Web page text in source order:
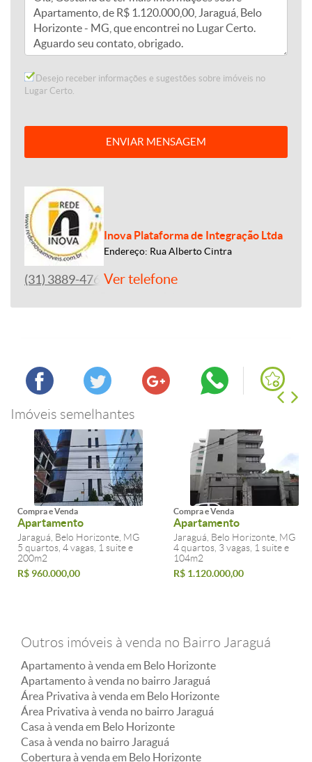
Desejo receber informações e sugestões sobre imóveis no
Lugar Certo.
ENVIAR MENSAGEM
Inova Plataforma de Integração Ltda
Endereço: Rua Alberto Cintra
(31) 3889-4765Ver telefone
Imóveis semelhantes
Compra e Venda
Apartamento
Jaraguá, Belo Horizonte, MG
5 quartos, 4 vagas, 1 suite e
200m2
R$ 960.000,00
Compra e Venda
Apartamento
Jaraguá, Belo Horizonte, MG
4 quartos, 3 vagas, 1 suite e
104m2
R$ 1.120.000,00
Outros imóveis à venda no Bairro Jaraguá
Apartamento à venda em Belo Horizonte
Apartamento à venda no bairro Jaraguá
Área Privativa à venda em Belo Horizonte
Área Privativa à venda no bairro Jaraguá
Casa à venda em Belo Horizonte
Casa à venda no bairro Jaraguá
Cobertura à venda em Belo Horizonte